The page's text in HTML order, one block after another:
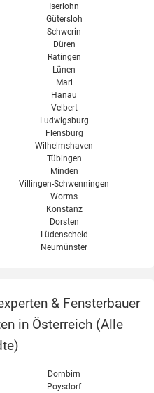
Iserlohn
Gütersloh
Schwerin
Düren
Ratingen
Lünen
Marl
Hanau
Velbert
Ludwigsburg
Flensburg
Wilhelmshaven
Tübingen
Minden
Villingen-Schwenningen
Worms
Konstanz
Dorsten
Lüdenscheid
Neumünster
& Fensterbauer
in Österreich (Alle
)
Dornbirn
Poysdorf